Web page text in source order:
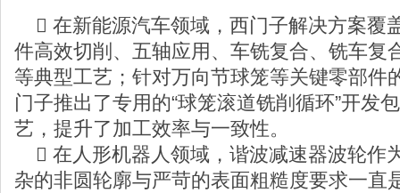
 在新能源汽车领域，西门子解决方案覆
件高效切削、五轴应用、车铣复合、铣车复
等典型工艺；针对万向节球笼等关键零部件
门子推出了专用的“球笼滚道铣削循环”开发
艺，提升了加工效率与一致性。
 在人形机器人领域，谐波减速器波轮作
杂的非圆轮廓与严苛的表面粗糙度要求一直